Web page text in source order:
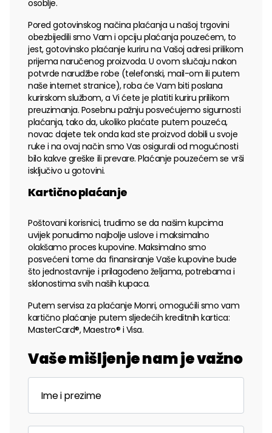
osoblje.
Pored gotovinskog načina plaćanja u našoj trgovini
obezbijedili smo Vam i opciju plaćanja pouzećem, to
jest, gotovinsko plaćanje kuriru na Vašoj adresi prilikom
prijema naručenog proizvoda. U ovom slučaju nakon
potvrde narudžbe robe (telefonski, mail-om ili putem
naše internet stranice), roba će Vam biti poslana
kurirskom službom, a Vi ćete je platiti kuriru prilikom
preuzimanja. Posebnu pažnju posvećujemo sigurnosti
plaćanja, tako da, ukoliko plaćate putem pouzeća,
novac dajete tek onda kad ste proizvod dobili u svoje
ruke i na ovaj način smo Vas osigurali od mogućnosti
bilo kakve greške ili prevare. Plaćanje pouzećem se vrši
isključivo u gotovini.
Kartično plaćanje
Poštovani korisnici, trudimo se da našim kupcima
uvijek ponudimo najbolje uslove i maksimalno
olakšamo proces kupovine. Maksimalno smo
posvećeni tome da finansiranje Vaše kupovine bude
što jednostavnije i prilagođeno željama, potrebama i
sklonostima svih naših kupaca.
Putem servisa za plaćanje Monri, omogućili smo vam
kartično plaćanje putem sljedećih kreditnih kartica:
MasterCard®, Maestro® i Visa.
Vaše mišljenje nam je važno